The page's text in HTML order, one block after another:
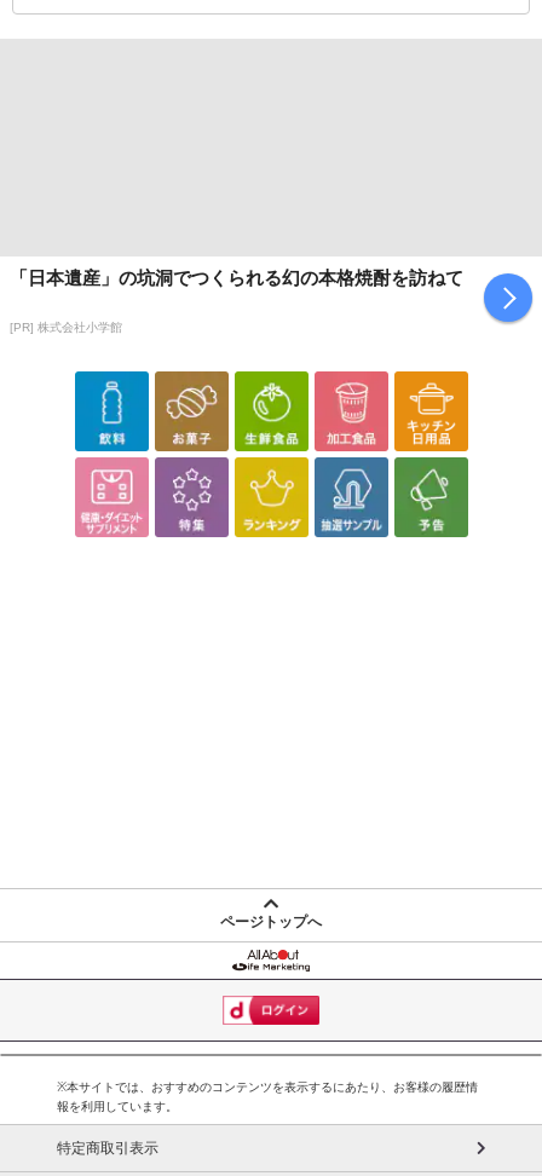
「日本遺産」の坑洞でつくられる幻の本格焼酎を訪ねて
[PR] 株式会社小学館
ページトップへ
※本サイトでは、おすすめのコンテンツを表示するにあたり、お客様の履歴情
報を利用しています。
特定商取引表示